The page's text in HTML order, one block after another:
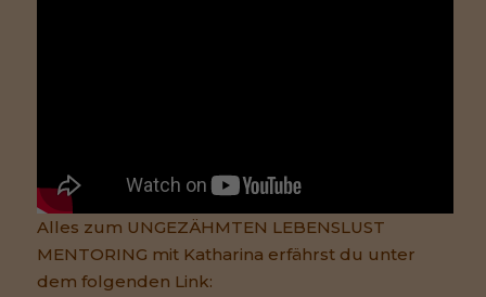
Alles zum UNGEZÄHMTEN LEBENSLUST
MENTORING mit Katharina erfährst du unter
dem folgenden Link: